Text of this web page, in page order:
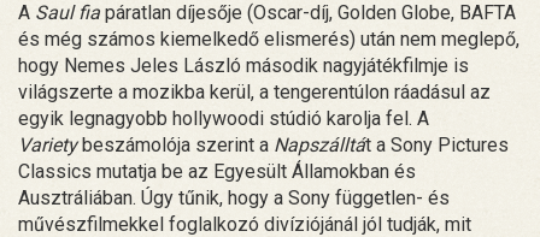
A Saul fia páratlan díjesője (Oscar-díj, Golden Globe, BAFTA
és még számos kiemelkedő elismerés) után nem meglepő,
hogy Nemes Jeles László második nagyjátékfilmje is
világszerte a mozikba kerül, a tengerentúlon ráadásul az
egyik legnagyobb hollywoodi stúdió karolja fel. A
Varietybeszámolója szerint a Napszálltát a Sony Pictures
Classics mutatja be az Egyesült Államokban és
Ausztráliában. Úgy tűnik, hogy a Sony független- és
művészfilmekkel foglalkozó divíziójánál jól tudják, mit